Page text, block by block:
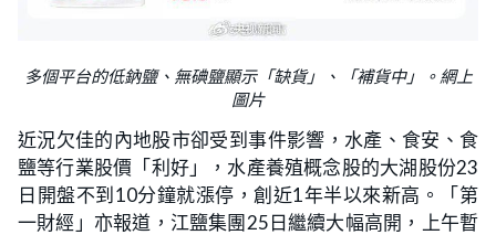
多個平台的低鈉鹽、無碘鹽顯示「缺貨」、「補貨中」。網上
圖片
近況欠佳的內地股市卻受到事件影響，水產、食安、食
鹽等行業股價「利好」，水產養殖概念股的大湖股份23
日開盤不到10分鐘就漲停，創近1年半以來新高。「第
一財經」亦報道，江鹽集團25日繼續大幅高開，上午暫